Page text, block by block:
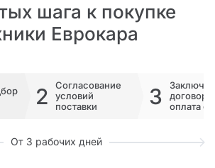
шага к покупке
Еврокара
2
Согласование
условий
поставки
3
договора
оплата
От 3 рабочих дней